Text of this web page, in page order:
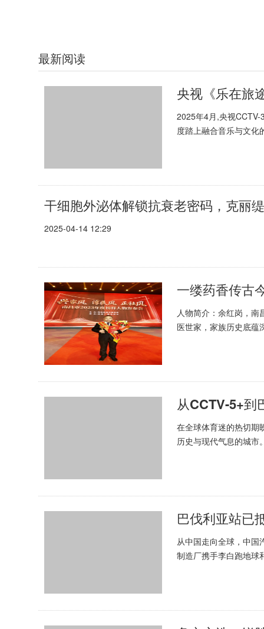
最新阅读
央视《乐在旅
2025年4月,央视
度踏上融合音乐与文化
干细胞外泌体解锁抗衰老密码，克丽
2025-04-14 12:29
一缕药香传古
人物简介：余红岗，南
医世家，家族历史底蕴
从CCTV-5+到
在全球体育迷的热切期
历史与现代气息的城市
巴伐利亚站已
从中国走向全球，中国
制造厂携手李白跑地球